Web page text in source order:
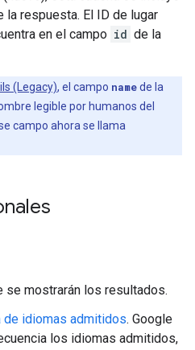
la respuesta. El ID de lugar
en el campo id de la
(Legacy), el campo namede la
legible por humanos del
campo ahora se llama
se mostrarán los resultados.
de idiomas admitidos. Google
los idiomas admitidos,